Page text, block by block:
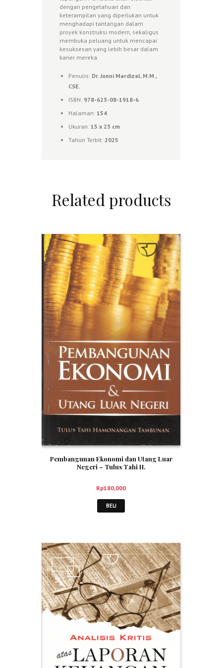
dengan pengetahuan dan
keterampilan yang diperlukan untuk
menghadapi tantangan dalam
proyek konstruksi modern, sekaligus
membuka peluang untuk mencapai
kesuksesan yang lebih besar dalam
karier mereka.
Penulis: Dr. Jonni Mardizal, M.M.,
CSE.
ISBN: 978-623-08-1918-6
Halaman: 154
Ukuran: 15 x 23 cm
Tahun Terbit: 2025
Related products
Pembangunan Ekonomi dan Utang Luar
Negeri – Tulus Tahi H.
Rp180,000
BELI